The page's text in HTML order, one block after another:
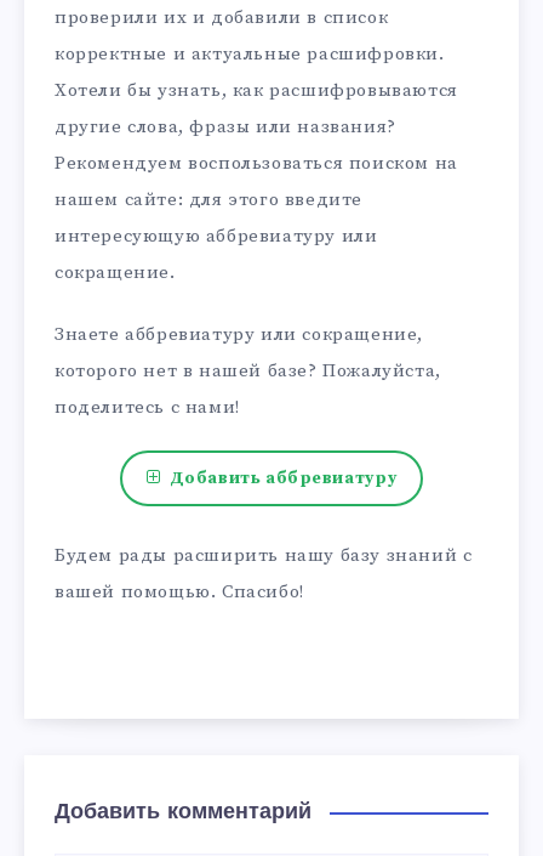
проверили их и добавили в список
корректные и актуальные расшифровки.
Хотели бы узнать, как расшифровываются
другие слова, фразы или названия?
Рекомендуем воспользоваться поиском на
нашем сайте: для этого введите
интересующую аббревиатуру или
сокращение.
Знаете аббревиатуру или сокращение,
которого нет в нашей базе? Пожалуйста,
поделитесь с нами!
Добавить аббревиатуру
Будем рады расширить нашу базу знаний с
вашей помощью. Спасибо!
Добавить комментарий